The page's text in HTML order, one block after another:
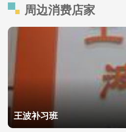
周边消费店家
王波补习班